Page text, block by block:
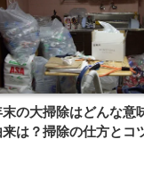
末の大掃除はどんな意
来は？掃除の仕方とコ